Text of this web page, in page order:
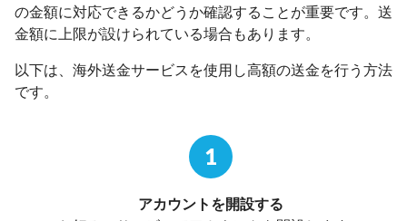
の金額に対応できるかどうか確認することが重要です。送
金額に上限が設けられている場合もあります。
以下は、海外送金サービスを使用し高額の送金を行う方法
です。
1
アカウントを開設する